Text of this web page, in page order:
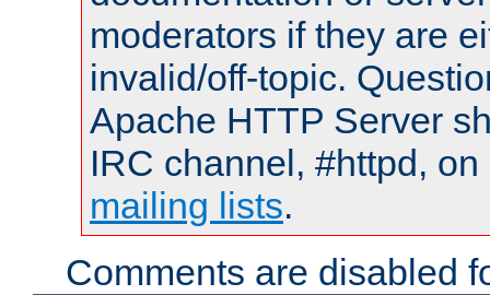
moderators if they are
invalid/off-topic.
Apache HTTP Server
IRC channel, #httpd,
mailing lists.
Comments are disabled